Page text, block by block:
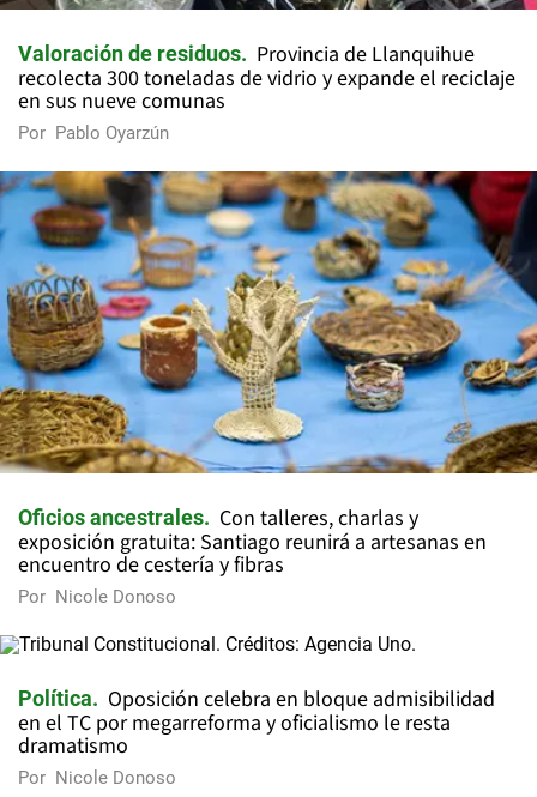
Valoración de residuos
Provincia de Llanquihue
recolecta 300 toneladas de vidrio y expande el reciclaje
en sus nueve comunas
Por Pablo Oyarzún
Oficios ancestrales
Con talleres, charlas y
exposición gratuita: Santiago reunirá a artesanas en
encuentro de cestería y fibras
Por Nicole Donoso
Política
Oposición celebra en bloque admisibilidad
en el TC por megarreforma y oficialismo le resta
dramatismo
Por Nicole Donoso